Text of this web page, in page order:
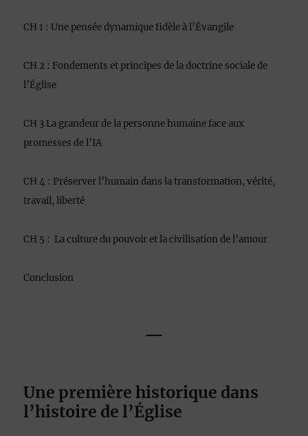
CH 1 : Une pensée dynamique fidèle à l’Évangile
CH 2 : Fondements et principes de la doctrine sociale de
l’Église
CH 3 La grandeur de la personne humaine face aux
promesses de l’IA
CH 4 : Préserver l’humain dans la transformation, vérité,
travail, liberté
CH 5 : La culture du pouvoir et la civilisation de l’amour
Conclusion
—
Une première historique dans
l’histoire de l’Église